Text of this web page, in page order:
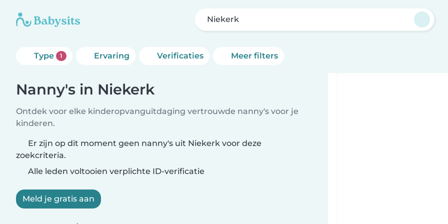
Niekerk
Type 1 Ervaring Verificaties Meer filters
Nanny's in Niekerk
Ontdek voor elke kinderopvanguitdaging vertrouwde nanny's voor je
kinderen.
Er zijn op dit moment geen nanny's uit Niekerk voor deze
zoekcriteria.
Alle leden voltooien verplichte ID-verificatie
Meld je gratis aan